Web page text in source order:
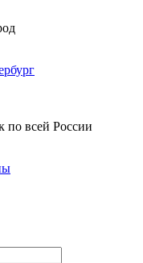
по всей России